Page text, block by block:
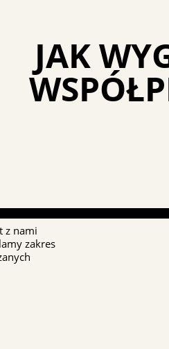
JAK
z nami
zakres